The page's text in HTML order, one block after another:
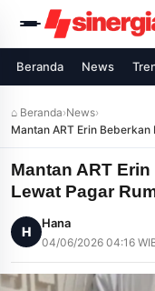
Beranda News
⌂ Beranda›News›
Mantan ART Erin
Mantan ART
Lewat Pagar
H
Hana
04/06/2026 04:16